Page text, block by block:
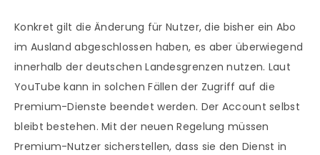
Konkret gilt die Änderung für Nutzer, die bisher ein Abo
im Ausland abgeschlossen haben, es aber überwiegend
innerhalb der deutschen Landesgrenzen nutzen. Laut
YouTube kann in solchen Fällen der Zugriff auf die
Premium-Dienste beendet werden. Der Account selbst
bleibt bestehen. Mit der neuen Regelung müssen
Premium-Nutzer sicherstellen, dass sie den Dienst in